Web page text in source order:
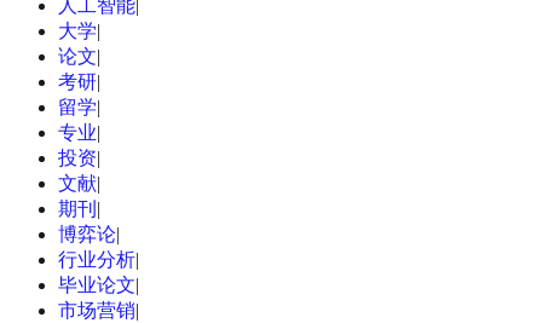
人工智能|
大学|
论文|
考研|
留学|
专业|
投资|
文献|
期刊 |
博弈论|
行业分析|
毕业论文|
市场营销|